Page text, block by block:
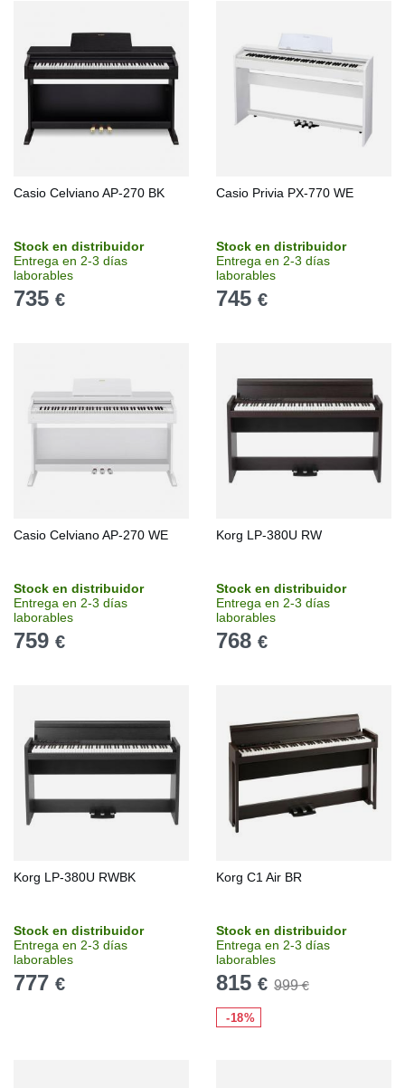
Casio Celviano AP-270 BK
Stock en distribuidor
Entrega en 2-3 días
laborables
735 €
Casio Privia PX-770 WE
Stock en distribuidor
Entrega en 2-3 días
laborables
745 €
Casio Celviano AP-270 WE
Stock en distribuidor
Entrega en 2-3 días
laborables
759 €
Korg LP-380U RW
Stock en distribuidor
Entrega en 2-3 días
laborables
768 €
Korg LP-380U RWBK
Stock en distribuidor
Entrega en 2-3 días
laborables
777 €
Korg C1 Air BR
Stock en distribuidor
Entrega en 2-3 días
laborables
815 € 999€
-18%